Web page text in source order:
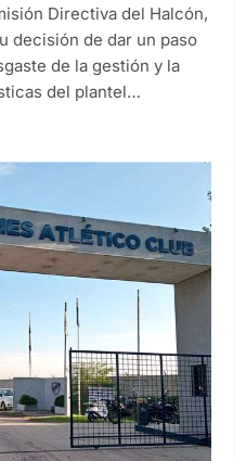
Directiva del Halcón,
decisión de dar un paso
de la gestión y la
del plantel…